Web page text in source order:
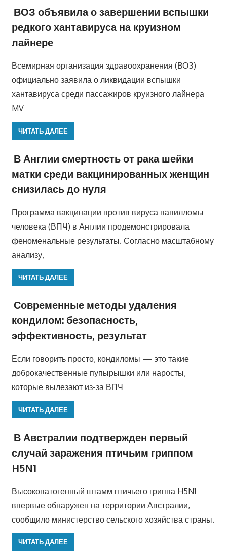
ВОЗ объявила о завершении вспышки
редкого хантавируса на круизном
лайнере
Всемирная организация здравоохранения (ВОЗ)
официально заявила о ликвидации вспышки
хантавируса среди пассажиров круизного лайнера
MV
ЧИТАТЬ ДАЛЕЕ
В Англии смертность от рака шейки
матки среди вакцинированных женщин
снизилась до нуля
Программа вакцинации против вируса папилломы
человека (ВПЧ) в Англии продемонстрировала
феноменальные результаты. Согласно масштабному
анализу,
ЧИТАТЬ ДАЛЕЕ
Современные методы удаления
кондилом: безопасность,
эффективность, результат
Если говорить просто, кондиломы — это такие
доброкачественные пупырышки или наросты,
которые вылезают из-за ВПЧ
ЧИТАТЬ ДАЛЕЕ
В Австралии подтвержден первый
случай заражения птичьим гриппом
H5N1
Высокопатогенный штамм птичьего гриппа H5N1
впервые обнаружен на территории Австралии,
сообщило министерство сельского хозяйства страны.
ЧИТАТЬ ДАЛЕЕ